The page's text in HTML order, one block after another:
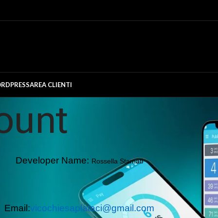
AREA CLIENTI
Developer Name: Rossella Stamati
Email:vicochiesaplataci@gmail.com